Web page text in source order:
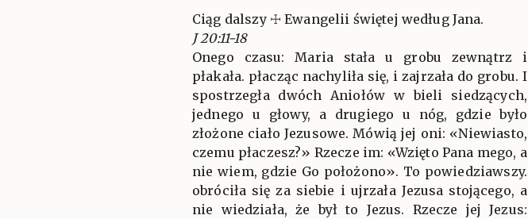
Ciąg dalszy ☩ Ewangelii świętej według Jana.
J 20:11-18
Onego czasu: Maria stała u grobu zewnątrz i
płakała. płacząc nachyliła się, i zajrzała do grobu. I
spostrzegła dwóch Aniołów w bieli siedzących,
jednego u głowy, a drugiego u nóg, gdzie było
złożone ciało Jezusowe. Mówią jej oni: «Niewiasto,
czemu płaczesz?» Rzecze im: «Wzięto Pana mego, a
nie wiem, gdzie Go położono». To powiedziawszy.
obróciła się za siebie i ujrzała Jezusa stojącego, a
nie wiedziała, że był to Jezus. Rzecze jej Jezus: